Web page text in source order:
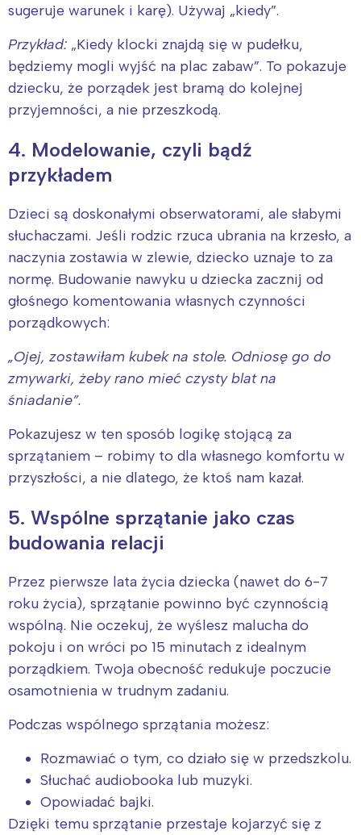
sugeruje warunek i karę). Używaj „kiedy”.
Przykład: „Kiedy klocki znajdą się w pudełku,
będziemy mogli wyjść na plac zabaw”. To pokazuje
dziecku, że porządek jest bramą do kolejnej
przyjemności, a nie przeszkodą.
4. Modelowanie, czyli bądź
przykładem
Dzieci są doskonałymi obserwatorami, ale słabymi
słuchaczami. Jeśli rodzic rzuca ubrania na krzesło, a
naczynia zostawia w zlewie, dziecko uznaje to za
normę. Budowanie nawyku u dziecka zacznij od
głośnego komentowania własnych czynności
porządkowych:
„Ojej, zostawiłam kubek na stole. Odniosę go do
zmywarki, żeby rano mieć czysty blat na
śniadanie”.
Pokazujesz w ten sposób logikę stojącą za
sprzątaniem – robimy to dla własnego komfortu w
przyszłości, a nie dlatego, że ktoś nam kazał.
5. Wspólne sprzątanie jako czas
budowania relacji
Przez pierwsze lata życia dziecka (nawet do 6-7
roku życia), sprzątanie powinno być czynnością
wspólną. Nie oczekuj, że wyślesz malucha do
pokoju i on wróci po 15 minutach z idealnym
porządkiem. Twoja obecność redukuje poczucie
osamotnienia w trudnym zadaniu.
Podczas wspólnego sprzątania możesz:
Rozmawiać o tym, co działo się w przedszkolu.
Słuchać audiobooka lub muzyki.
Opowiadać bajki.
Dzięki temu sprzątanie przestaje kojarzyć się z
Interesują mnie wydarzenia z
tego regionu:
Łódź
Trójmiasto
Poznań
Wrocław
Kraków
Południe
Północ